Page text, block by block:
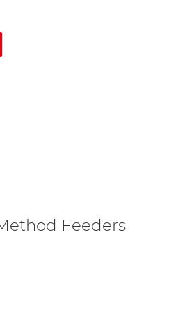
Feeders